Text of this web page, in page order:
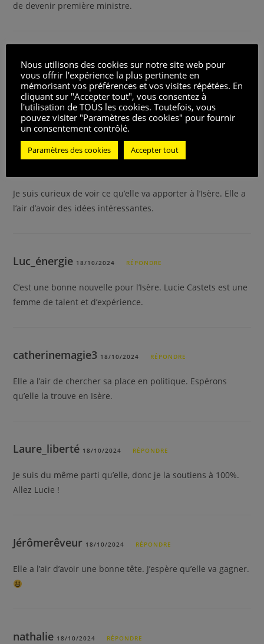
de devenir première ministre.
jean-pierreelfe 18/10/2024 RÉPONDRE
Pas convaincu par son parcours. Elle a quitté Paris sans
organiser un pot de départ, ça en dit long sur ses relations
là-bas.
Je suis curieux de voir ce qu’elle va apporter à l’Isère. Elle a
l’air d’avoir des idées intéressantes.
Luc_énergie 18/10/2024 RÉPONDRE
C’est une bonne nouvelle pour l’Isère. Lucie Castets est une
femme de talent et d’expérience.
catherinemagie3 18/10/2024 RÉPONDRE
Elle a l’air de chercher sa place en politique. Espérons
qu’elle la trouve en Isère.
Laure_liberté 18/10/2024 RÉPONDRE
Je suis du même parti qu’elle, donc je la soutiens à 100%.
Allez Lucie !
Jérômerêveur 18/10/2024 RÉPONDRE
Elle a l’air d’avoir une bonne tête. J’espère qu’elle va gagner.
nathalie 18/10/2024 RÉPONDRE
Nous utilisons des cookies sur notre site web pour
vous offrir l'expérience la plus pertinente en
mémorisant vos préférences et vos visites répétées. En
cliquant sur "Accepter tout", vous consentez à
l'utilisation de TOUS les cookies. Toutefois, vous
pouvez visiter "Paramètres des cookies" pour fournir
un consentement contrôlé.
Paramètres des cookies Accepter tout